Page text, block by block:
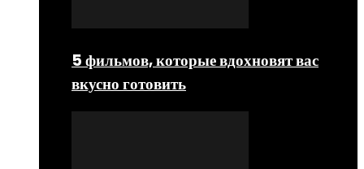
5 фильмов, которые вдохновят вас
вкусно готовить